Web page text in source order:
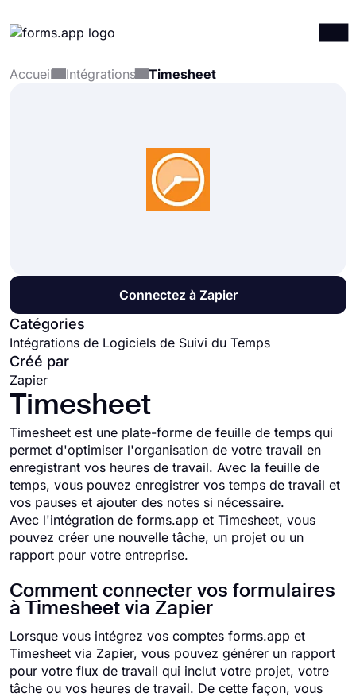
Produits
Accueil Intégrations Timesheet
Connectez à Zapier
Catégories
Intégrations de Logiciels de Suivi du Temps
Créé par
Zapier
Timesheet
Timesheet est une plate-forme de feuille de temps qui
permet d'optimiser l'organisation de votre travail en
enregistrant vos heures de travail. Avec la feuille de
temps, vous pouvez enregistrer vos temps de travail et
vos pauses et ajouter des notes si nécessaire.
Avec l'intégration de forms.app et Timesheet, vous
pouvez créer une nouvelle tâche, un projet ou un
rapport pour votre entreprise.
Comment connecter vos formulaires
à Timesheet via Zapier
Lorsque vous intégrez vos comptes forms.app et
Timesheet via Zapier, vous pouvez générer un rapport
pour votre flux de travail qui inclut votre projet, votre
tâche ou vos heures de travail. De cette façon, vous